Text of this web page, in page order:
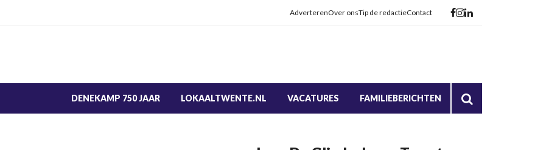
AdverterenOver onsTip de redactieContact
DENEKAMP 750 JAAR LOKAALTWENTE.NL VACATURES FAMILIEBERICHTEN